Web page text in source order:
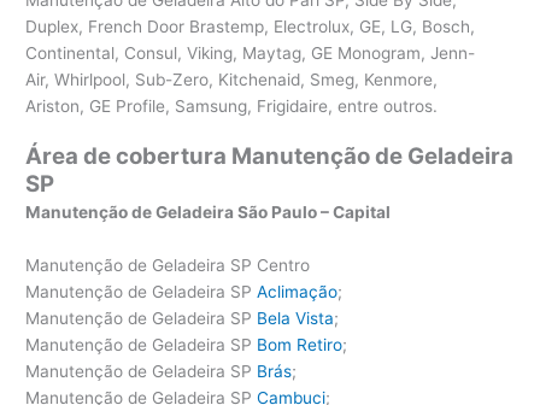
Duplex, French Door Brastemp, Electrolux, GE, LG, Bosch,
Continental, Consul, Viking, Maytag, GE Monogram, Jenn-
Air, Whirlpool, Sub-Zero, Kitchenaid, Smeg, Kenmore,
Ariston, GE Profile, Samsung, Frigidaire, entre outros.
Área de cobertura Manutenção de Geladeira
SP
Manutenção de Geladeira São Paulo – Capital
Manutenção de Geladeira SP Centro
Manutenção de Geladeira SPAclimação;
Manutenção de Geladeira SP Bela Vista;
Manutenção de Geladeira SP Bom Retiro;
Manutenção de Geladeira SP Brás;
Manutenção de Geladeira SPCambuci;